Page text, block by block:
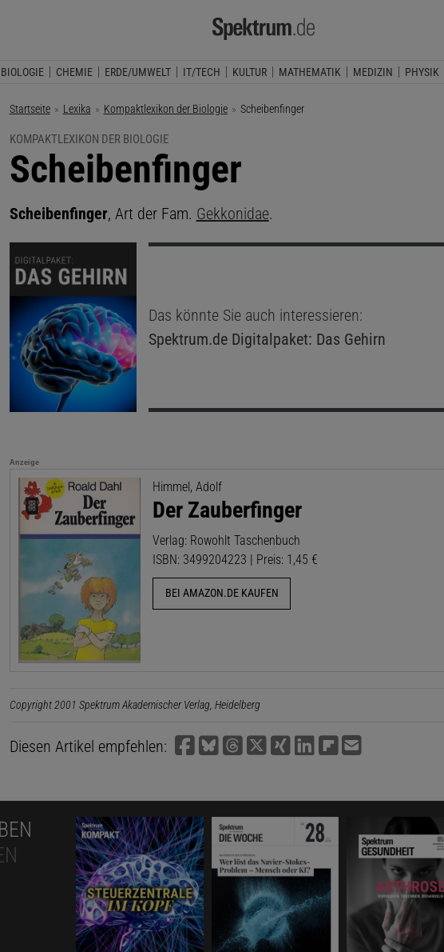
BIOLOGIE CHEMIE ERDE/UMWELT IT/TECH KULTUR MATHEMATIK MEDIZIN PHYSIK
Startseite Lexika Kompaktlexikon der Biologie Aktuelle Seite:
Scheibenfinger
KOMPAKTLEXIKON DER BIOLOGIE
:
Scheibenfinger
Scheibenfinger, Art der Fam. Gekkonidae.
Das könnte Sie auch interessieren:
Spektrum.deDigitalpaket: Das Gehirn
Anzeige
Himmel, Adolf
Der Zauberfinger
Verlag: Rowohlt Taschenbuch
ISBN: 3499204223 | Preis: 1,45 €
BEI AMAZON.DE KAUFEN
Copyright 2001 Spektrum Akademischer Verlag, Heidelberg
Diesen Artikel empfehlen: